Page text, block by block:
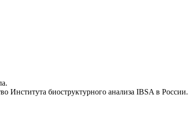
Института биоструктурного анализа IBSA в России.